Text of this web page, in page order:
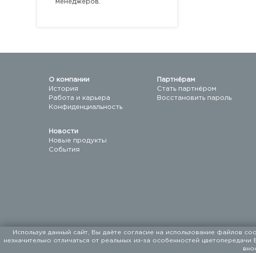
менеджеров.
О компании
История
Работа и карьера
Конфиденциальность
Партнёрам
Стать партнёром
Восстановить пароль
Новости
Новые продукты
События
ООО «ФАЛКОН ПЕТ». Мы поставляем товары для домашних
Используя данный сайт, Вы даёте согласие на использование файлов
незначительно отличаться от реальных из-за особенностей